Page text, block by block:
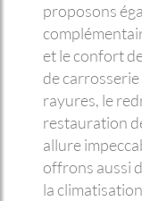
proposons
et le confort
de
rayures, le
restauration
allure
offrons aussi
la